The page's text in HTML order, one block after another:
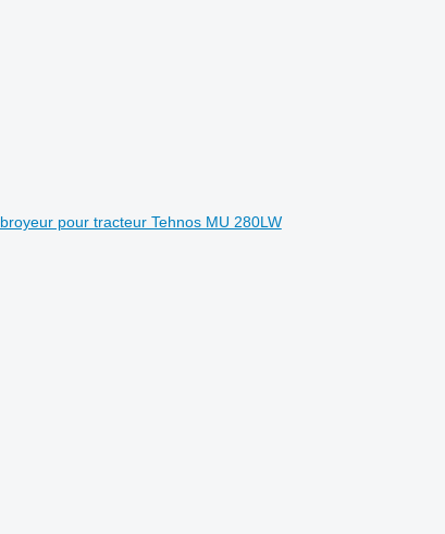
broyeur pour tracteur Tehnos MU 280LW